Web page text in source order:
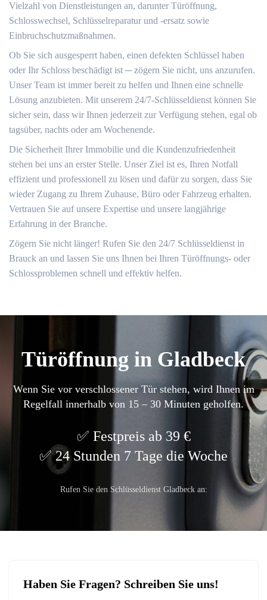
Vielzahl von Dienstleistungen an, darunter Türöffnung,
Schlosswechsel, Schlüsselreparatur und -ersatz sowie
Einbruchschutzmaßnahmen.​
Ob Sie sich ausgesperrt haben, einen defekten Schlüssel haben
oder Ihr Schloss beschädigt ist ─ zögern Sie nicht, uns anzurufen.​
Unser Team ist immer bereit zu helfen und Ihnen eine schnelle
Lösung anzubieten.​ Mit unserem 24/7-Schlüsseldienst können Sie
sicher sein, dass wir Ihnen jederzeit zur Verfügung stehen, egal ob
tagsüber, nachts oder am Wochenende.​
Die Sicherheit Ihrer Immobilie und die Kundenzufriedenheit
stehen bei uns an erster Stelle.​ Unser Ziel ist es, Ihren Notfall
effizient und professionell zu lösen und dafür zu sorgen, dass Sie
wieder Zugang zu Ihrem Zuhause, Büro oder Fahrzeug erhalten.
Vertrauen Sie auf unsere Expertise und unsere langjährige
Erfahrung in der Branche.​
Zögern Sie nicht länger!​ Rufen Sie den 24/7 Schlüsseldienst in
Brauck an und lassen Sie uns Ihnen bei Ihren Türöffnungs- oder
Schlossproblemen schnell und effektiv helfen.
Türöffnung in Gladbeck
Wenn Sie vor verschlossener Tür stehen, wird Ihnen im
Regelfall innerhalb von 15 – 30 Minuten geholfen.
Festpreis ab 39 €
24 Stunden 7 Tage die Woche
Rufen Sie den Schlüsseldienst Gladbeck an:
Haben Sie Fragen? Schreiben Sie uns!